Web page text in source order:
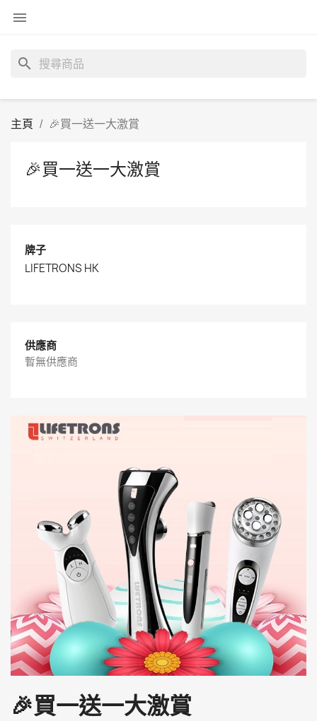

search
主頁 🎉買一送一大激賞
🎉買一送一大激賞
牌子
LIFETRONS HK
供應商
暫無供應商
🎉買一送一大激賞